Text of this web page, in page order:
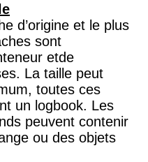
d’origine et le plus
sont
etde
La taille peut
toutes ces
un logbook. Les
peuvent contenir
ou des objets